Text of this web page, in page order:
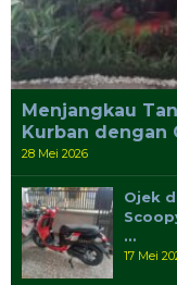
Menjangkau
Kurban dengan
28 Mei 2026
Ojek
…
17 Mei